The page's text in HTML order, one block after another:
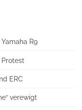
R9
ERC
verewigt